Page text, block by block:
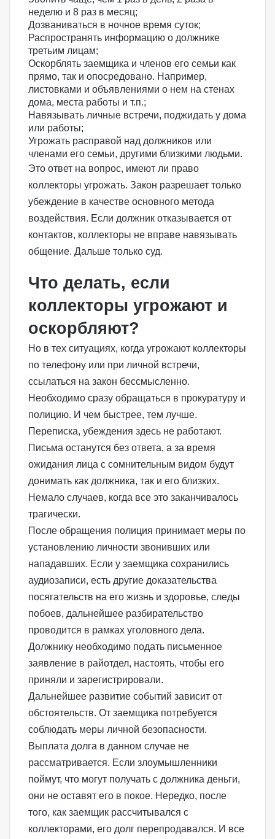
неделю и 8 раз в месяц;
Дозваниваться в ночное время суток;
Распространять информацию о должнике
третьим лицам;
Оскорблять заемщика и членов его семьи как
прямо, так и опосредовано. Например,
листовками и объявлениями о нем на стенах
дома, места работы и т.п.;
Навязывать личные встречи, поджидать у дома
или работы;
Угрожать расправой над должников или
членами его семьи, другими близкими людьми.
Это ответ на вопрос, имеют ли право
коллекторы угрожать. Закон разрешает только
убеждение в качестве основного метода
воздействия. Если должник отказывается от
контактов, коллекторы не вправе навязывать
общение. Дальше только суд.
Что делать, если
коллекторы угрожают и
оскорбляют?
Но в тех ситуациях, когда угрожают коллекторы
по телефону или при личной встречи,
ссылаться на закон бессмысленно.
Необходимо сразу обращаться в прокуратуру и
полицию. И чем быстрее, тем лучше.
Переписка, убеждения здесь не работают.
Письма останутся без ответа, а за время
ожидания лица с сомнительным видом будут
донимать как должника, так и его близких.
Немало случаев, когда все это заканчивалось
трагически.
После обращения полиция принимает меры по
установлению личности звонивших или
нападавших. Если у заемщика сохранились
аудиозаписи, есть другие доказательства
посягательств на его жизнь и здоровье, следы
побоев, дальнейшее разбирательство
проводится в рамках уголовного дела.
Должнику необходимо подать письменное
заявление в райотдел, настоять, чтобы его
приняли и зарегистрировали.
Дальнейшее развитие событий зависит от
обстоятельств. От заемщика потребуется
соблюдать меры личной безопасности.
Выплата долга в данном случае не
рассматривается. Если злоумышленники
поймут, что могут получать с должника деньги,
они не оставят его в покое. Нередко, после
того, как заемщик рассчитывался с
коллекторами, его долг перепродавался. И все